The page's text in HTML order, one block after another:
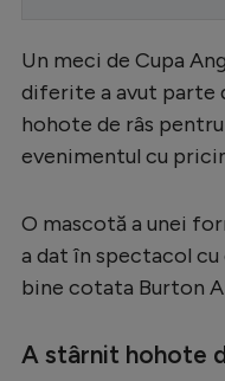
Ligue 1
Starurile
Stranieri
Un meci de Cupa
diferite a avut parte
hohote de râs
evenimentul cu
O mascotă a unei
a dat în spectacol
bine cotata Burton
A stârnit hohote